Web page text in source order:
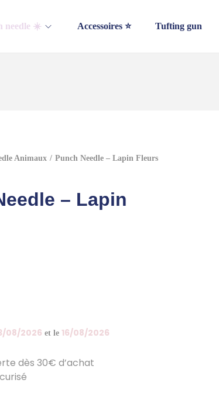
needle ☀️ Accessoires ⭐ Tufting gun
Animaux / Punch Needle – Lapin Fleurs
– Lapin
08/2026 et le 16/08/2026
dès 30€ d’achat